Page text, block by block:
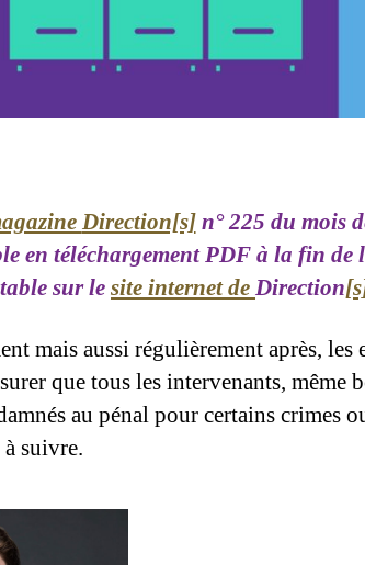
Direction[s]n° 225 du mois
en téléchargement PDF à la fin de
sur lesite internet deDirection
mais aussi régulièrement après, les
que tous les intervenants, même
au pénal pour certains crimes
suivre.